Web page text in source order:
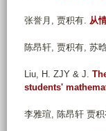
张誉月, 贾积有. 从
陈昂轩, 贾积有, 苏
Liu, H. ZJY & J.
students'
李雅瑄, 陈昂轩 贾